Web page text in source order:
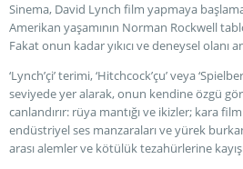
Sinema, David Lynch film yapmaya
Amerikan yaşamının Norman Rockwell
Fakat onun kadar yıkıcı ve deneysel olanı
‘Lynch’çi’ terimi, ‘Hitchcock’çu’ veya
seviyede yer alarak, onun kendine özgü
canlandırır: rüya mantığı ve ikizler; kara
endüstriyel ses manzaraları ve yürek
arası alemler ve kötülük tezahürlerine